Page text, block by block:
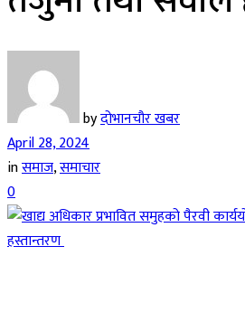
byदोभानचौर खबर
April 28, 2024
inसमाज,समाचार
0